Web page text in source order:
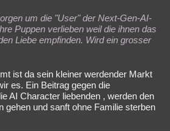
um die "User" der Next-Gen-AI-
Puppen verlieben weil die ihnen das
Liebe empfinden. Wird ein grosser
ist da sein kleiner werdender Markt
es. Ein Beitrag gegen die
AI Character liebenden , werden den
gehen und sanft ohne Familie sterben